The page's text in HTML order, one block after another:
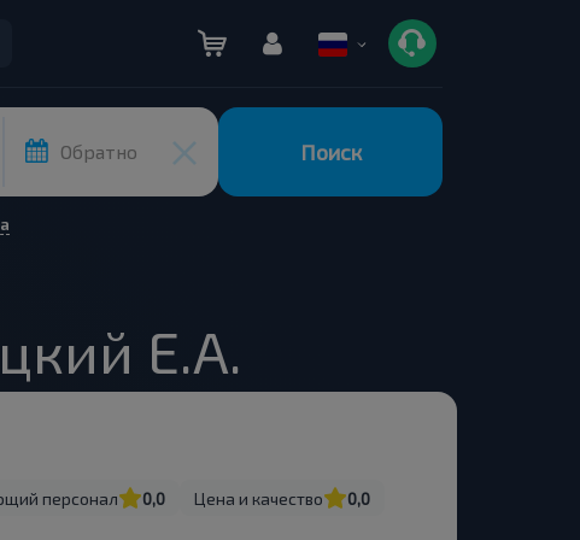
Обратно Поиск
Е.А.
персонал 0,0 Цена и качество
0,0